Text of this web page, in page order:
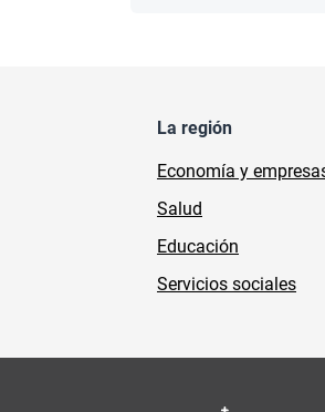
La región
Economía y
Salud
Educación
Servicios sociales